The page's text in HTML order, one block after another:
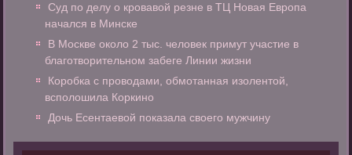
Суд по делу о кровавой резне в ТЦ Новая Европа
начался в Минске
В Москве около 2 тыс. человек примут участие в
благотворительном забеге Линии жизни
Коробка с проводами, обмотанная изолентой,
всполошила Коркино
Дочь Есентаевой показала своего мужчину